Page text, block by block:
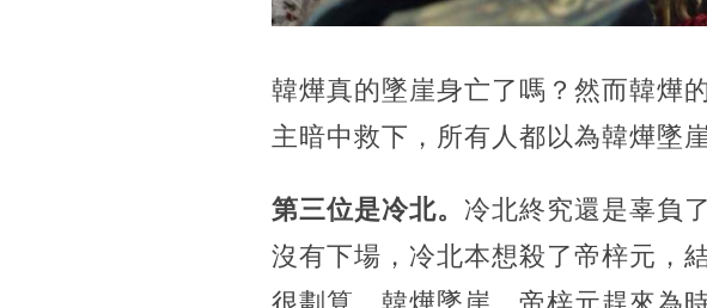
韓燁真的墜崖身亡了嗎？然而韓燁
主暗中救下，所有人都以為韓燁墜崖
第三位是冷北。 冷北終究還是辜負
沒有下場，冷北本想殺了帝梓元，